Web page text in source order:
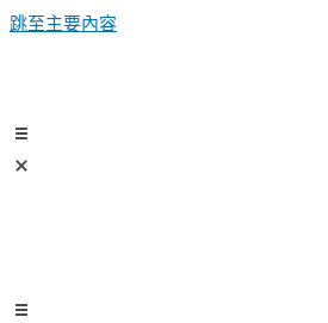
跳至主要內容